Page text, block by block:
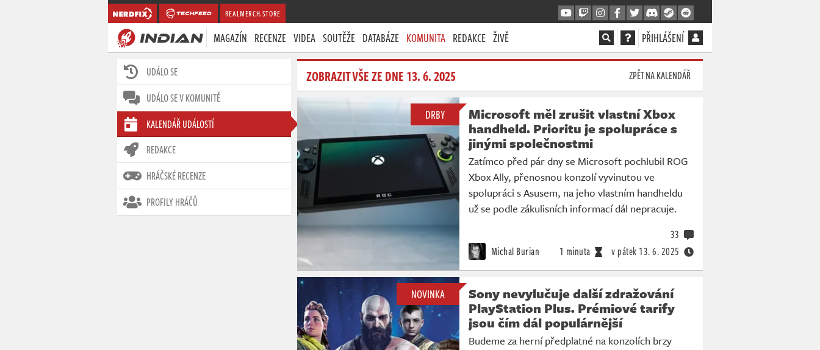
REALMERCH.STORE
MAGAZÍN RECENZE VIDEA SOUTĚŽE DATABÁZE KOMUNITA REDAKCE ŽIVĚ PŘIHLÁŠENÍ
UDÁLO SE
UDÁLO SE V KOMUNITĚ
KALENDÁŘ UDÁLOSTÍ
REDAKCE
HRÁČSKÉ RECENZE
PROFILY HRÁČŮ
ZOBRAZIT VŠE ZE DNE 13. 6. 2025 ZPĚT NA KALENDÁŘ
DRBY
Microsoft měl zrušit vlastní Xbox
handheld. Prioritu je spolupráce s
jinými společnostmi
Zatímco před pár dny se Microsoft pochlubil ROG
Xbox Ally, přenosnou konzolí vyvinutou ve
spolupráci s Asusem, na jeho vlastním handheldu
už se podle zákulisních informací dál nepracuje.
Michal Burian 1 minuta v pátek 13. 6. 2025
33
NOVINKA
Sony nevylučuje další zdražování
PlayStation Plus. Prémiové tarify
jsou čím dál populárnější
Budeme za herní předplatné na konzolích brzy